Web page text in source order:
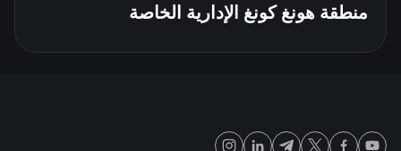
منطقة هونغ كونغ الإدارية الخاصة